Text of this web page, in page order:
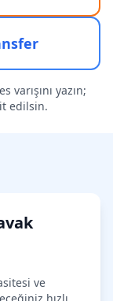
varışını yazın;
edilsin.
ve